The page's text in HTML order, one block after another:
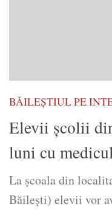
BĂILEȘTIUL PE
Elevii școlii
luni cu
La școala din
Băilești) elevii vor